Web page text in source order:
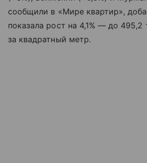
сообщили в «Мире квартир»,
показала рост на 4,1% — до 495,2
за квадратный метр.